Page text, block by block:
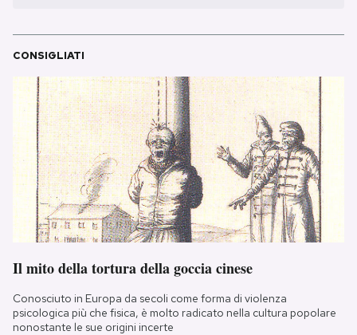
CONSIGLIATI
Il mito della tortura della goccia cinese
Conosciuto in Europa da secoli come forma di violenza
psicologica più che fisica, è molto radicato nella cultura popolare
nonostante le sue origini incerte